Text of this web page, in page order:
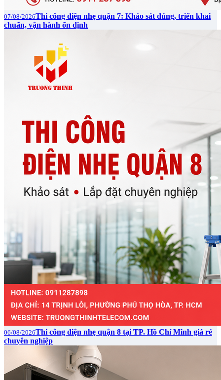
07/08/2026Thi công điện nhẹ quận 7: Khảo sát đúng, triển khai
chuẩn, vận hành ổn định
06/08/2026Thi công điện nhẹ quận 8 tại TP. Hồ Chí Minh giá rẻ
chuyên nghiệp